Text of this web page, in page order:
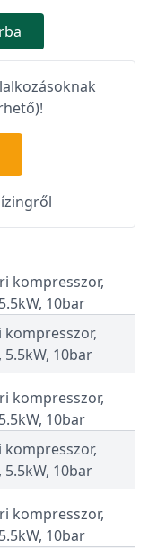
kompresszor,
5.5kW, 10bar
kompresszor,
5.5kW, 10bar